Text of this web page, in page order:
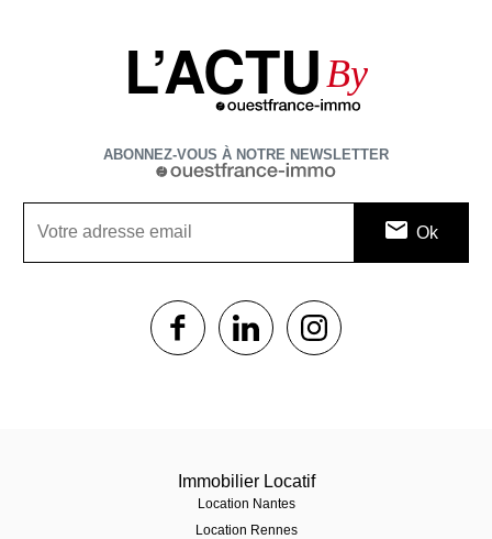
L’ACTU By
ABONNEZ-VOUS À NOTRE NEWSLETTER
1$s 1$s
Immobilier Locatif
Location Nantes
Location Rennes